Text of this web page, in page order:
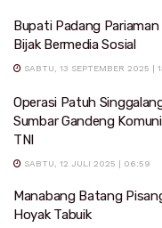
Bupati Padang
Bijak Bermedia Sosial
SABTU, 13 SEPTEMBER 2025 |
Operasi Patuh
Sumbar Gandeng
TNI
SABTU, 12 JULI 2025 | 06:59
Manabang Batang
Hoyak Tabuik